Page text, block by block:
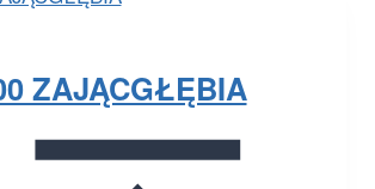
ZAJĄCGŁĘBIA